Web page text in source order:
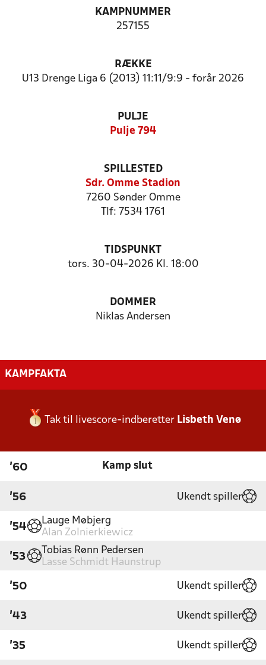
KAMPNUMMER
257155
RÆKKE
U13 Drenge Liga 6 (2013) 11:11/9:9 - forår 2026
PULJE
Pulje 794
SPILLESTED
Sdr. Omme Stadion
7260 Sønder Omme
Tlf: 7534 1761
TIDSPUNKT
tors. 30-04-2026 Kl. 18:00
DOMMER
Niklas Andersen
KAMPFAKTA
Tak til livescore-indberetter Lisbeth Venø
'60 Kamp slut
'56 Ukendt spiller
'54
Lauge Møbjerg
Alan Zolnierkiewicz
'53
Tobias Rønn Pedersen
Lasse Schmidt Haunstrup
'50 Ukendt spiller
'43 Ukendt spiller
'35 Ukendt spiller